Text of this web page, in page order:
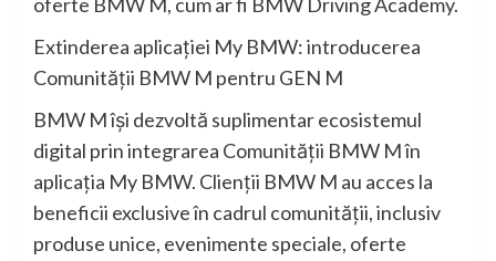
Extinderea aplicaţiei My BMW: introducerea
Comunităţii BMW M pentru GEN M
BMW M îşi dezvoltă suplimentar ecosistemul
digital prin integrarea Comunităţii BMW M în
aplicaţia My BMW. Clienţii BMW M au acces la
beneficii exclusive în cadrul comunităţii, inclusiv
produse unice, evenimente speciale, oferte